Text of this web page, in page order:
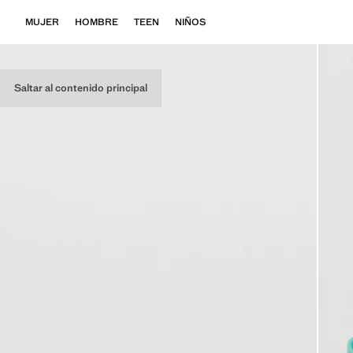
Saltar al contenido principal
MUJER HOMBRE TEEN NIÑOS